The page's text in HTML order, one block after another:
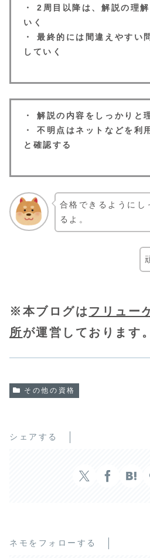
・ 2周目以降は、解説の理
いく
・ 最終的には間違えやすい
していく
・ 解説の内容をしっかりと
・ 不明点はネットなどを利
と確認する
合格できるようにし
るよ。
※本ブログは フリュー
所が運営しております。
その他の資格
シェアする
ネモをフォローする